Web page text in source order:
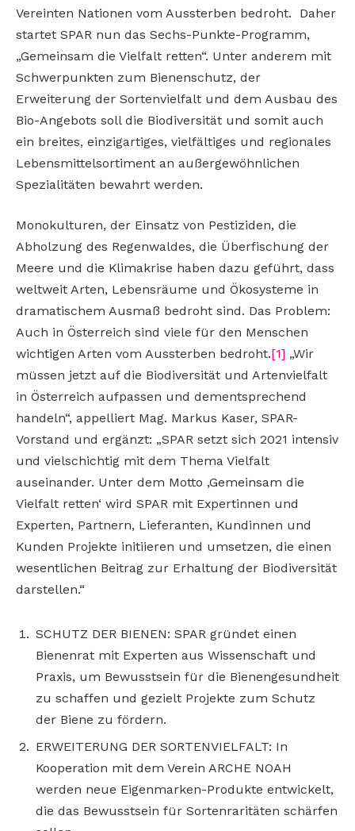
Vereinten Nationen vom Aussterben bedroht. Daher
startet SPAR nun das Sechs-Punkte-Programm,
„Gemeinsam die Vielfalt retten“. Unter anderem mit
Schwerpunkten zum Bienenschutz, der
Erweiterung der Sortenvielfalt und dem Ausbau des
Bio-Angebots soll die Biodiversität und somit auch
ein breites, einzigartiges, vielfältiges und regionales
Lebensmittelsortiment an außergewöhnlichen
Spezialitäten bewahrt werden.
Monokulturen, der Einsatz von Pestiziden, die
Abholzung des Regenwaldes, die Überfischung der
Meere und die Klimakrise haben dazu geführt, dass
weltweit Arten, Lebensräume und Ökosysteme in
dramatischem Ausmaß bedroht sind. Das Problem:
Auch in Österreich sind viele für den Menschen
wichtigen Arten vom Aussterben bedroht.[1] „Wir
müssen jetzt auf die Biodiversität und Artenvielfalt
in Österreich aufpassen und dementsprechend
handeln“, appelliert Mag. Markus Kaser, SPAR-
Vorstand und ergänzt: „SPAR setzt sich 2021 intensiv
und vielschichtig mit dem Thema Vielfalt
auseinander. Unter dem Motto ‚Gemeinsam die
Vielfalt retten‘ wird SPAR mit Expertinnen und
Experten, Partnern, Lieferanten, Kundinnen und
Kunden Projekte initiieren und umsetzen, die einen
wesentlichen Beitrag zur Erhaltung der Biodiversität
darstellen.“
SCHUTZ DER BIENEN: SPAR gründet einen
Bienenrat mit Experten aus Wissenschaft und
Praxis, um Bewusstsein für die Bienengesundheit
zu schaffen und gezielt Projekte zum Schutz
der Biene zu fördern.
ERWEITERUNG DER SORTENVIELFALT: In
Kooperation mit dem Verein ARCHE NOAH
werden neue Eigenmarken-Produkte entwickelt,
die das Bewusstsein für Sortenraritäten schärfen